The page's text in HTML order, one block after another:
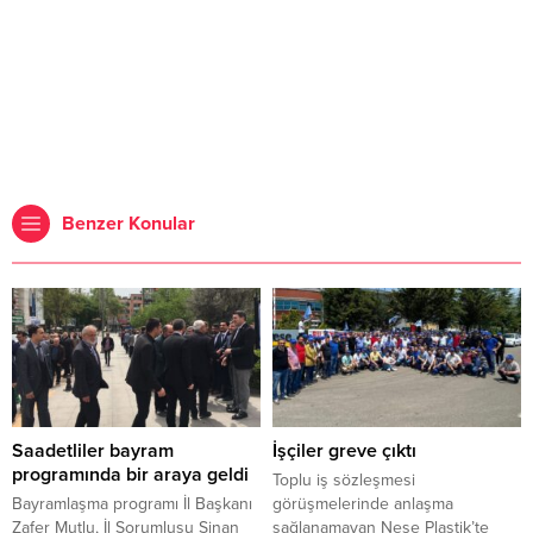
Benzer Konular
Saadetliler bayram
programında bir araya geldi
Bayramlaşma programı İl Başkanı
Zafer Mutlu, İl Sorumlusu Sinan
İşçiler greve çıktı
Toplu iş sözleşmesi
görüşmelerinde anlaşma
sağlanamayan Neşe Plastik’te